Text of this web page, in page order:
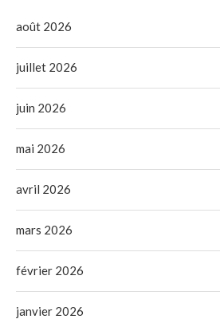
août 2026
juillet 2026
juin 2026
mai 2026
avril 2026
mars 2026
février 2026
janvier 2026